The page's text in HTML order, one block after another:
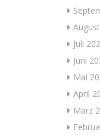
Juli
Juni
Mai
April
März